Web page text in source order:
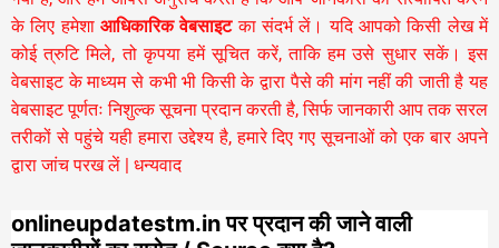
के लिए हमेशा आधिकारिक वेबसाइटका संदर्भ लें। यदि आपको किसी लेख में
कोई त्रुटि मिले, तो कृपया हमें सूचित करें, ताकि हम उसे सुधार सकें। इस
वेबसाइट के माध्यम से कभी भी किसी के द्वारा पैसे की मांग नहीं की जाती है यह
वेबसाइट पूर्णतः निशुल्क सूचना प्रदान करती है,सिर्फ जानकारी आप तक सरल
तरीकों से पहुंचे यही हमारा उद्देश्य है, हमारे दिए गए सूचनाओं को एक बार अपने
द्वारा जांच परख लें | धन्यवाद
onlineupdatestm.in पर प्रदान की जाने वाली